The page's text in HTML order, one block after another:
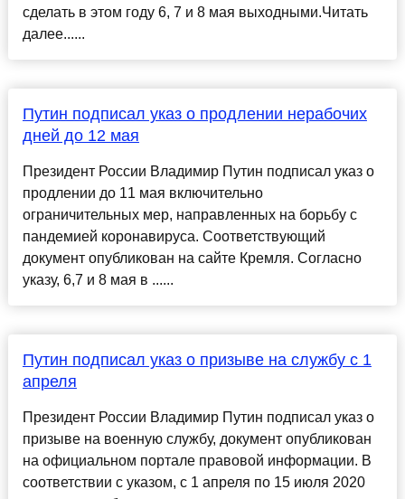
сделать в этом году 6, 7 и 8 мая выходными.Читать
далее......
Путин подписал указ о продлении нерабочих
дней до 12 мая
Президент России Владимир Путин подписал указ о
продлении до 11 мая включительно
ограничительных мер, направленных на борьбу с
пандемией коронавируса. Соответствующий
документ опубликован на сайте Кремля. Согласно
указу, 6,7 и 8 мая в ......
Путин подписал указ о призыве на службу с 1
апреля
Президент России Владимир Путин подписал указ о
призыве на военную службу, документ опубликован
на официальном портале правовой информации. В
соответствии с указом, с 1 апреля по 15 июля 2020